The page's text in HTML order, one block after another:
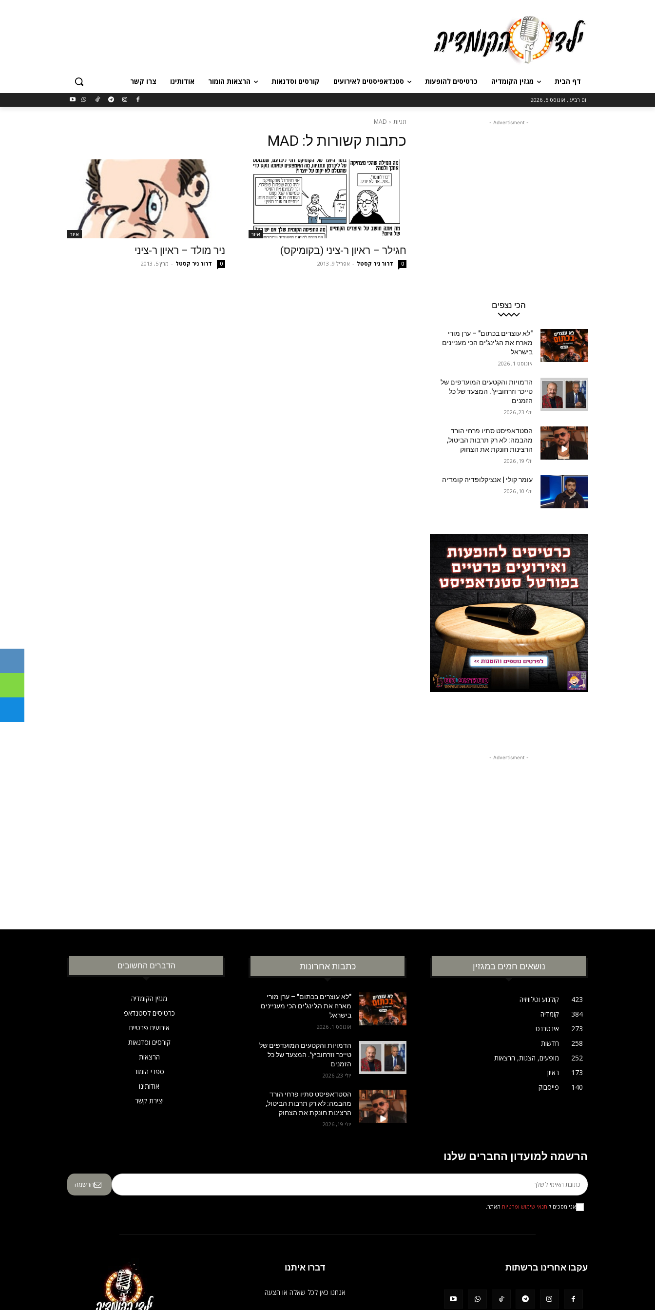
דף הבית מגזין הקומדיה כרטיסים להופעות סטנדאפיסטים לאירועים קורסים וסדנאות הרצאות הומור אודותינו צרו קשר
יום רביעי, אוגוסט 5, 2026
תגיות MAD
כתבות קשורות ל: MAD
איור
חגילר – ראיון ר-ציני (בקומיקס)
דרור ניר קסטל - אפריל 9, 2013 0
איור
ניר מולד – ראיון ר-ציני
דרור ניר קסטל - מרץ 5, 2013 0
- Advertisment -
הכי נצפים
"לא עוצרים בכתום" – ערן מורי
מארח את הג'ינג'ים הכי מעניינים
בישראל
אוגוסט 1, 2026
הדמויות והקטעים המועדפים של
טייכר וזרחוביץ'. המצעד של כל
הזמנים
יולי 23, 2026
הסטדאפיסט סתיו פרחי הורד
מהבמה: לא רק תרבות הביטול,
הרצינות חונקת את הצחוק
יולי 19, 2026
עומר קולי | אנציקלופדיה קומדיה
יולי 10, 2026
- Advertisment -
הדברים החשובים
מגזין הקומדיה
כרטיסים לסטנדאפ
אירועים פרטיים
קורסים וסדנאות
הרצאות
ספרי הומור
אודותינו
יצירת קשר
כתבות אחרונות
"לא עוצרים בכתום" – ערן מורי
מארח את הג'ינג'ים הכי מעניינים
בישראל
אוגוסט 1, 2026
הדמויות והקטעים המועדפים של
טייכר וזרחוביץ'. המצעד של כל
הזמנים
יולי 23, 2026
הסטדאפיסט סתיו פרחי הורד
מהבמה: לא רק תרבות הביטול,
הרצינות חונקת את הצחוק
יולי 19, 2026
נושאים חמים במגזין
קולנוע וטלוויזיה
423
קומדיה
384
אינטרנט
273
חדשות
258
מופעים, הצגות, הרצאות
252
ראיון
173
פייסבוק
140
הרשמה למועדון החברים שלנו
הרשמה
אני מסכים ל תנאי שימוש ופרטיותהאתר.
דברו איתנו
אנחנו כאן לכל שאלה או הצעה
עקבו אחרינו ברשתות